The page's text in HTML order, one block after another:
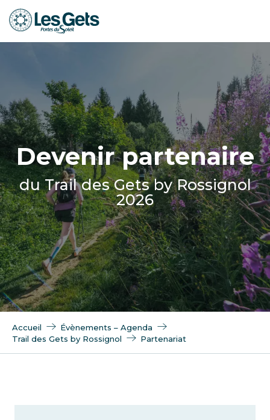
Aller
au
Devenir partenaire
du Trail des Gets by Rossignol
2026
Accueil
Évènements – Agenda
Trail des Gets by Rossignol
Partenariat